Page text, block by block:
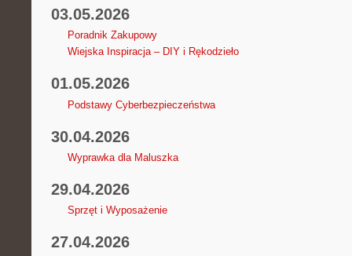
03.05.2026
Poradnik Zakupowy
Wiejska Inspiracja – DIY i Rękodzieło
01.05.2026
Podstawy Cyberbezpieczeństwa
30.04.2026
Wyprawka dla Maluszka
29.04.2026
Sprzęt i Wyposażenie
27.04.2026